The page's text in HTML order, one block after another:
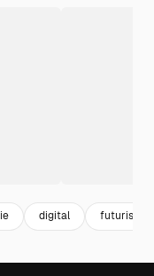
digital futuriste